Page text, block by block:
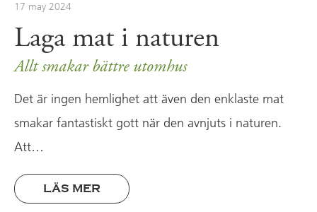
17 may 2024
Laga mat i naturen
Allt smakar bättre utomhus
Det är ingen hemlighet att även den enklaste mat
smakar fantastiskt gott när den avnjuts i naturen.
Att…
LÄS MER